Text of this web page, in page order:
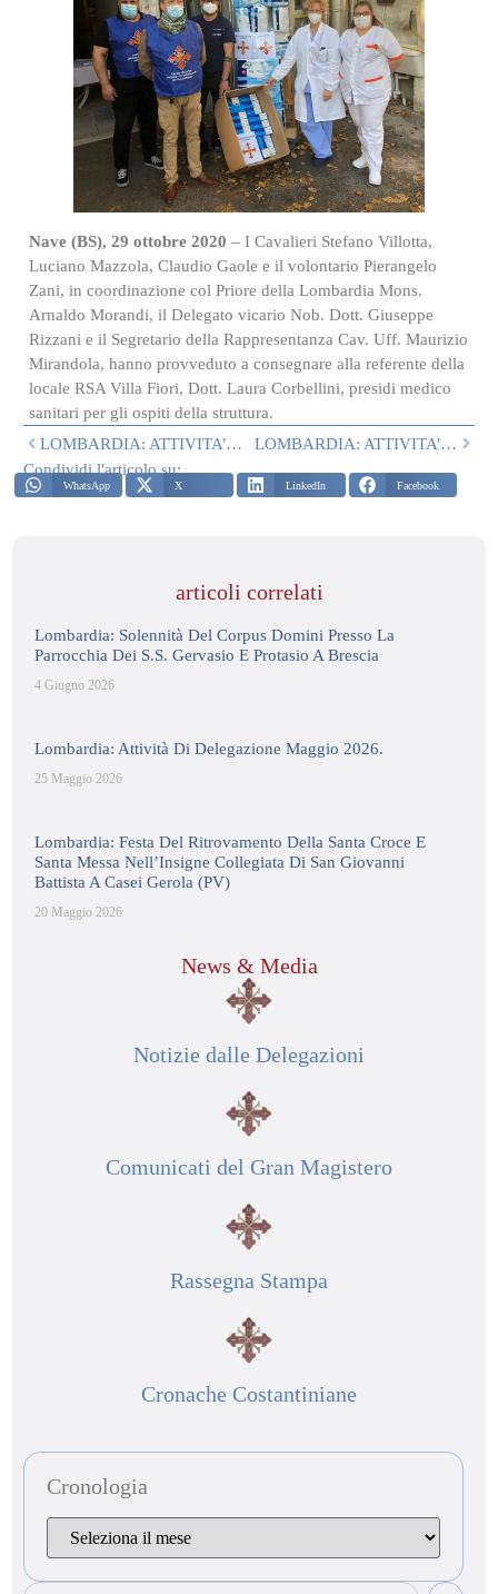
Nave (BS), 29 ottobre 2020– I Cavalieri Stefano Villotta,
Luciano Mazzola, Claudio Gaole e il volontario Pierangelo
Zani, in coordinazione col Priore della Lombardia Mons.
Arnaldo Morandi, il Delegato vicario Nob. Dott. Giuseppe
Rizzani e il Segretario della Rappresentanza Cav. Uff. Maurizio
Mirandola, hanno provveduto a consegnare alla referente della
locale RSA Villa Fiori, Dott. Laura Corbellini, presidi medico
sanitari per gli ospiti della struttura.
LOMBARDIA: ATTIVITA’ DI SETTEMBRE
LOMBARDIA: ATTIVITA’ DI NOVEMBRE
Condividi l'articolo su:
WhatsApp X LinkedIn Facebook
articoli correlati
Lombardia: Solennità Del Corpus Domini Presso La
Parrocchia Dei S.S. Gervasio E Protasio A Brescia
4 Giugno 2026
Lombardia: Attività Di Delegazione Maggio 2026.
25 Maggio 2026
Lombardia: Festa Del Ritrovamento Della Santa Croce E
Santa Messa Nell’Insigne Collegiata Di San Giovanni
Battista A Casei Gerola (PV)
20 Maggio 2026
News & Media
Notizie dalle Delegazioni
Comunicati del Gran Magistero
Rassegna Stampa
Cronache Costantiniane
Cronologia